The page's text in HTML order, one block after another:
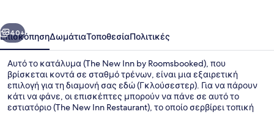
Επόμενο
40+
ΕπισκόπησηΔωμάτιαΤοποθεσίαΠολιτικές
Αυτό το κατάλυμα (The New Inn by Roomsbooked), που
βρίσκεται κοντά σε σταθμό τρένων, είναι μια εξαιρετική
επιλογή για τη διαμονή σας εδώ (Γκλούσεστερ). Για να πάρουν
κάτι να φάνε, οι επισκέπτες μπορούν να πάνε σε αυτό το
εστιατόριο (The New Inn Restaurant), το οποίο σερβίρει τοπική